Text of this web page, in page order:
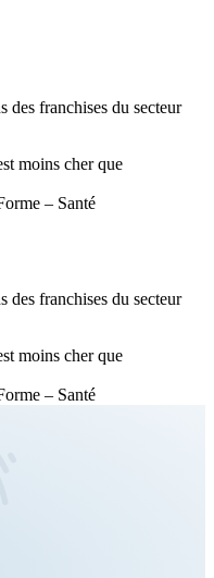
des franchises du secteur
moins cher que
– Santé
des franchises du secteur
moins cher que
– Santé